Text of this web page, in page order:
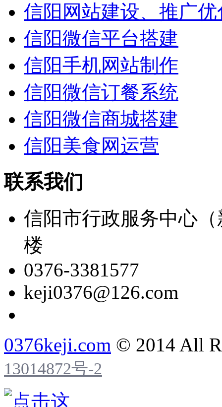
信阳网站建设、推广优
信阳微信平台搭建
信阳手机网站制作
信阳微信订餐系统
信阳微信商城搭建
信阳美食网运营
联系我们
信阳市行政服务中心
楼
0376-3381577
keji0376@126.com
0376keji.com © 2014 All
13014872号-2